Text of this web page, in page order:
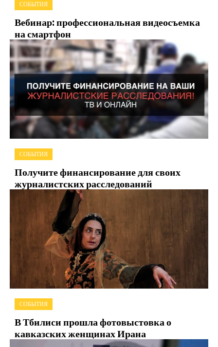
СОБЫТИЯ
Вебинар: профессиональная видеосъемка
на смартфон
СОБЫТИЯ
Получите финансирование для своих
журналистских расследований
СОБЫТИЯ
В Тбилиси прошла фотовыстовка о
кавказских женщинах Ирана